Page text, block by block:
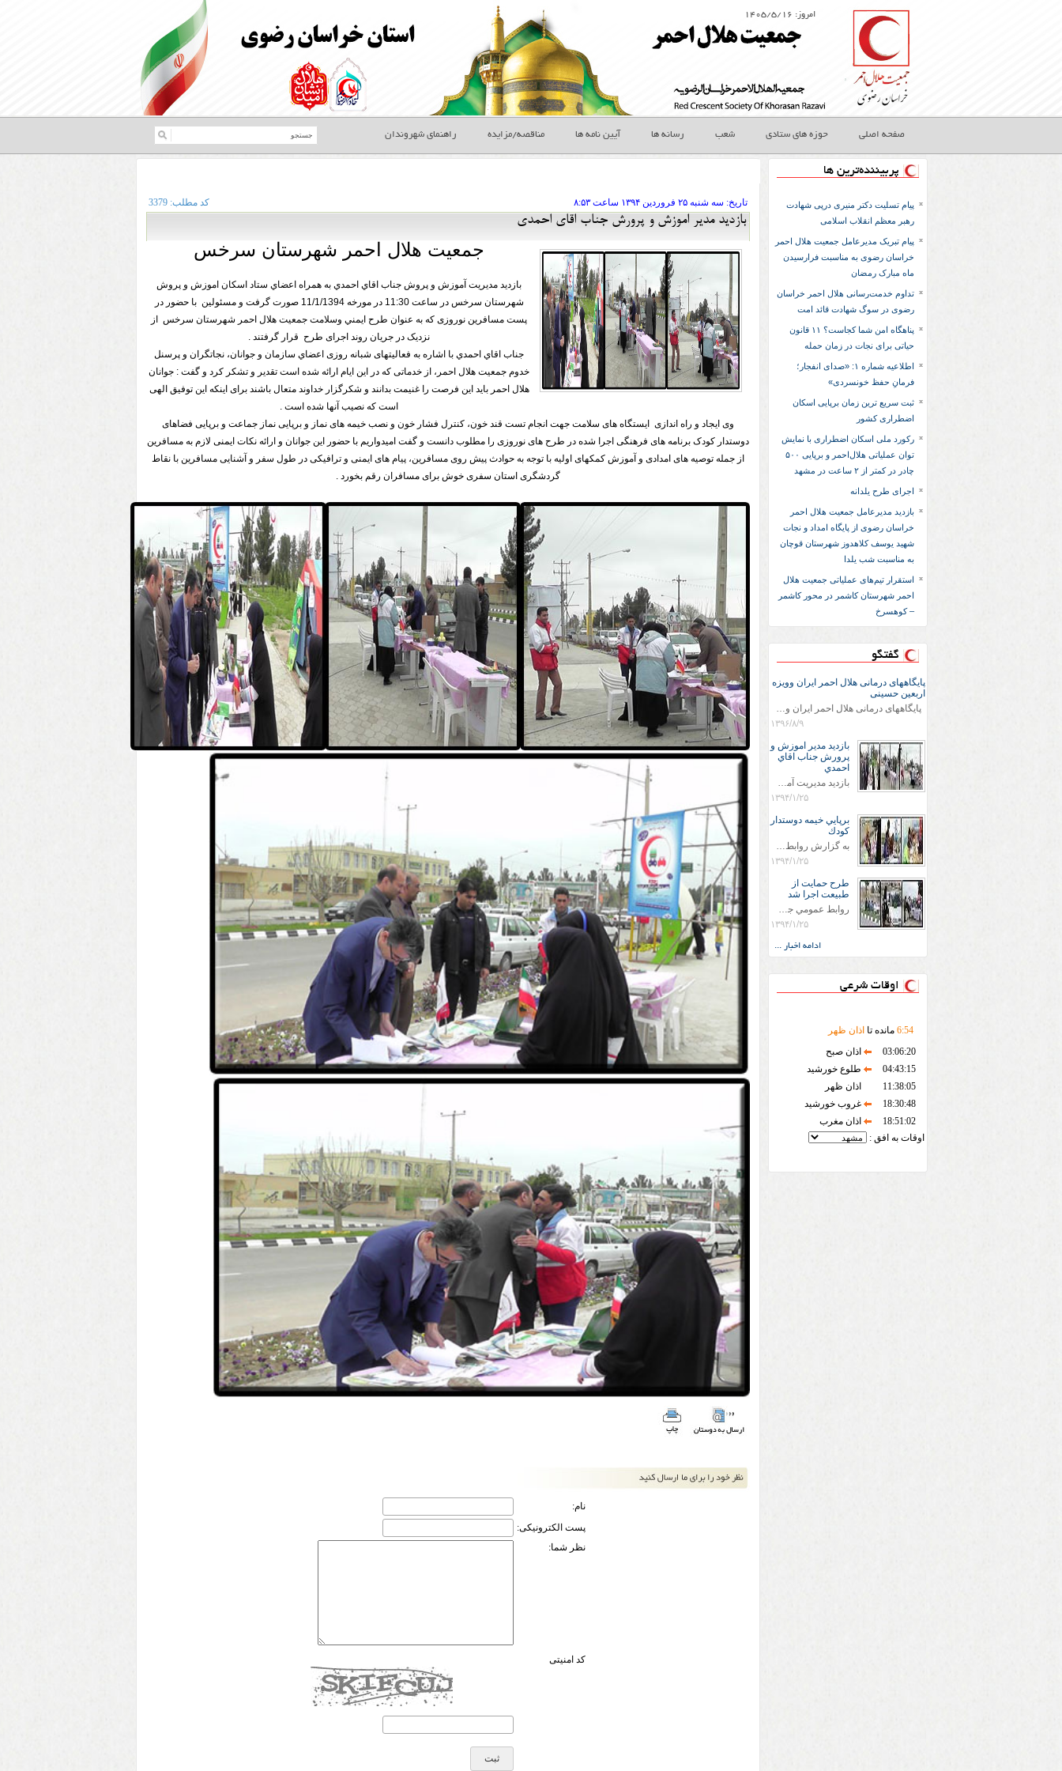
امروز: ۱۴۰۵/۵/۱۶
صفحه اصلی حوزه های ستادی شعب رسانه ها آیین نامه ها مناقصه/مزایده راهنمای شهروندان
پربیننده‌ترین ها
پیام تسلیت دکتر منیری درپی شهادت
رهبر معظم انقلاب اسلامی
پیام تبریک مدیرعامل جمعیت هلال احمر
خراسان رضوی به مناسبت فرارسیدن
ماه مبارک رمضان
تداوم خدمت‌رسانی هلال احمر خراسان
رضوی در سوگ شهادت قائد امت
پناهگاه امن شما کجاست؟ ۱۱ قانون
حیاتی برای نجات در زمان حمله
اطلاعیه شماره ۱: «صدای انفجار؛
فرمانِ حفظ خونسردی»
ثبت سریع‌ ترین زمان برپایی اسکان
اضطراری کشور
رکورد ملی اسکان اضطراری با نمایش
توان عملیاتی هلال‌احمر و برپایی ۵۰۰
چادر در کمتر از ۲ ساعت در مشهد
اجرای طرح یلدانه
بازدید مدیرعامل جمعیت هلال احمر
خراسان رضوی از پایگاه امداد و نجات
شهید یوسف کلاهدوز شهرستان قوچان
به مناسبت شب یلدا
استقرار تیم‌های عملیاتی جمعیت هلال
احمر شهرستان کاشمر در محور کاشمر
– کوهسرخ
گفتگو
پایگاههای درمانی هلال احمر ایران وویزه
اربعین حسینی
پایگاههای درمانی هلال احمر ایران وویزه اربعین حسینی
۱۳۹۶/۸/۹
بازديد مدير اموزش و
پرورش جناب اقاي
احمدي
بازديد مديريت آموزش و پروش جناب اقاي احمدي به همراه اعضاي ستاد اسكان آموزش و پروش شهرستان سرخس در ساعت 11:30 در مورخه 11/1/1394 صورت گرفت و مسئولین با حضور در پست مسافرين نوروزی كه جمعیت هلال احمر شهرستان از نزدیک در جریان روند اجرای طرح های قرار گرفتند .
۱۳۹۴/۱/۲۵
برپايي خيمه دوستدار
كودك
به گزارش روابط عمومي جمعيت هلال احمر شهرستان سرخس علاوه بر اجرای خدمات امدادی، راهنمایی های گردشگری و موقعیت های جغرافیایی و برپایی چادرهای سلامت به منظور سنجش رایگان فشار و قندخون مسافران، ، خيمه هايي.با عنوان دوستدار کودک تجهیزشده که دراین فضا کودکان مراجعه کننده از طریق نقاشی و سایر هنرهای تجسمی با مفاهیم جمعیت هلال احمر و اصول هفتگانه آن آشنا می شوند. به دليل حضور چشم گير كودكان و خانواده ها سعی شده در قالب های متناسب با سنین کودکان مراجعه کنند
۱۳۹۴/۱/۲۵
طرح حمايت از
طبيعت اجرا شد
روابط عمومي جمعيت هلال احمر سرخس جمعيت هلال احمر سرخس در روز طبيعت جوانان جمعيت هلال احمر سرخس در راستاي حفاظت و حمايت از محيط زيست با انگيزه داشتن طبيعت زيبا و بدون زباله و جهت فرهنگ سازي طرح حمايت از طبيعت را اجرا نمودند. اين طرح با رويكرد حمايتي و اموزشي در خصوص اشتي باطبيعت اجرا شد و در اين طرح 700 عدد كيسه زباله وبروشور در خروجي هاي شهر بين همشهريان و مسافرين نوروزي توزيع گرديد و در راه بازگشت كيسه هاي زباله توسط همشهريان به مامورين محترم شهرداري مستقر در ورودي شهر
۱۳۹۴/۱/۲۵
ادامه اخبار ...
اوقات شرعی
6:54 مانده تا اذان ظهر
03:06:20
اذان صبح
04:43:15
طلوع خورشید
11:38:05
اذان ظهر
18:30:48
غروب خورشید
18:51:02
اذان مغرب
اوقات به افق :
تاريخ: ۱۳۹۴ سه شنبه ۲۵ فروردين ساعت ۸:۵۳ کد مطلب: 3379
بازديد مدير اموزش و پرورش جناب اقاي احمدي
جمعیت هلال احمر شهرستان سرخس
بازديد مديريت آموزش و پروش جناب اقاي احمدي به همراه اعضاي ستاد اسكان اموزش و پروش
شهرستان سرخس در ساعت 11:30 در مورخه 11/1/1394 صورت گرفت و مسئولین با حضور در
پست مسافرين نوروزی كه به عنوان طرح ايمني وسلامت جمعیت هلال احمر شهرستان سرخس از
نزدیک در جریان روند اجرای طرح قرار گرفتند .
جناب اقاي احمدي با اشاره به فعالیتهای شبانه روزی اعضاي سازمان و جوانان، نجاتگران و پرسنل
خدوم جمعیت هلال احمر، از خدماتی که در این ایام ارائه شده است تقدیر و تشکر کرد و گفت : جوانان
هلال احمر باید این فرصت را غنیمت بدانند و شکرگزار خداوند متعال باشند برای اینکه این توفیق الهی
است که نصیب آنها شده است .
وی ایجاد و راه اندازی ایستگاه های سلامت جهت انجام تست قند خون، کنترل فشار خون و نصب خیمه های نماز و برپایی نماز جماعت و برپایی فضاهای
دوستدار کودک برنامه های فرهنگی اجرا شده در طرح های نوروزی را مطلوب دانست و گفت امیدواریم با حضور این جوانان و ارائه نکات ایمنی لازم به مسافرین
از جمله توصیه های امدادی و آموزش کمکهای ‌اولیه با توجه به حوادث پیش روی مسافرین، پیام های ایمنی و ترافیکی در طول سفر و آشنایی مسافرین با نقاط
گردشگری استان سفری خوش برای مسافران رقم بخورد .
نام:
پست الکترونیکی:
نظر شما:
کد امنیتی